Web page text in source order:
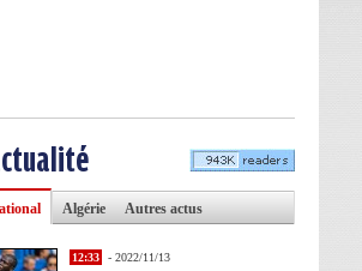
Algérie Autres actus
12:33 - 2022/11/13